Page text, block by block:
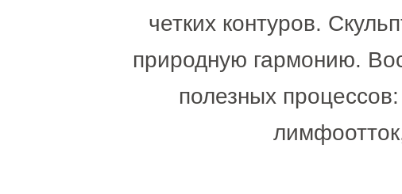
четких контуров.
природную гармонию.
полезных